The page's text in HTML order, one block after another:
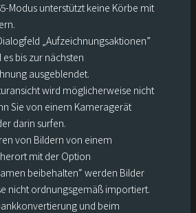
Modus unterstützt keine Körbe mit
„Aufzeichnungsaktionen”
bis zur nächsten
ausgeblendet.
wird möglicherweise nicht
Sie von einem Kameragerät
darin surfen.
von Bildern von einem
mit der Option
beibehalten“ werden Bilder
nicht ordnungsgemäß importiert.
und beim